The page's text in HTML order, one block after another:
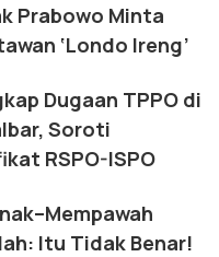
Prabowo Minta
‘Londo Ireng’
Dugaan TPPO di
Soroti
RSPO-ISPO
Itu Tidak Benar!